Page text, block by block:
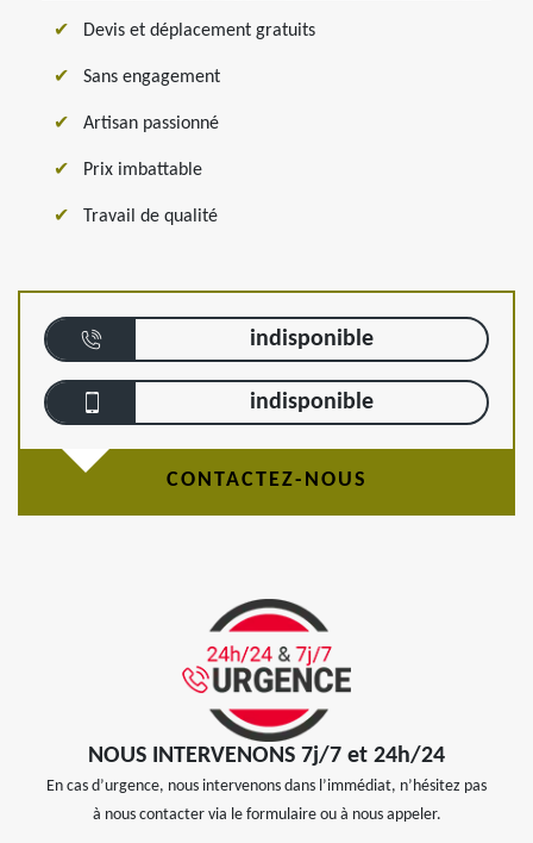
Devis et déplacement gratuits
Sans engagement
Artisan passionné
Prix imbattable
Travail de qualité
indisponible
indisponible
CONTACTEZ-NOUS
NOUS INTERVENONS 7j/7 et 24h/24
En cas d’urgence, nous intervenons dans l’immédiat, n’hésitez pas
à nous contacter via le formulaire ou à nous appeler.